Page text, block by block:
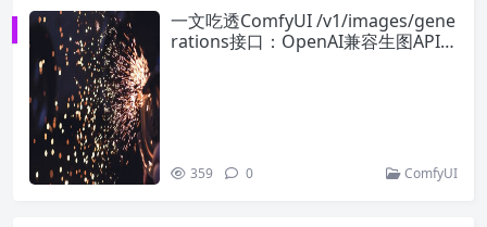
一文吃透ComfyUI /v1/images/gene
rations接口：OpenAI兼容生图API全
359 0 ComfyUI